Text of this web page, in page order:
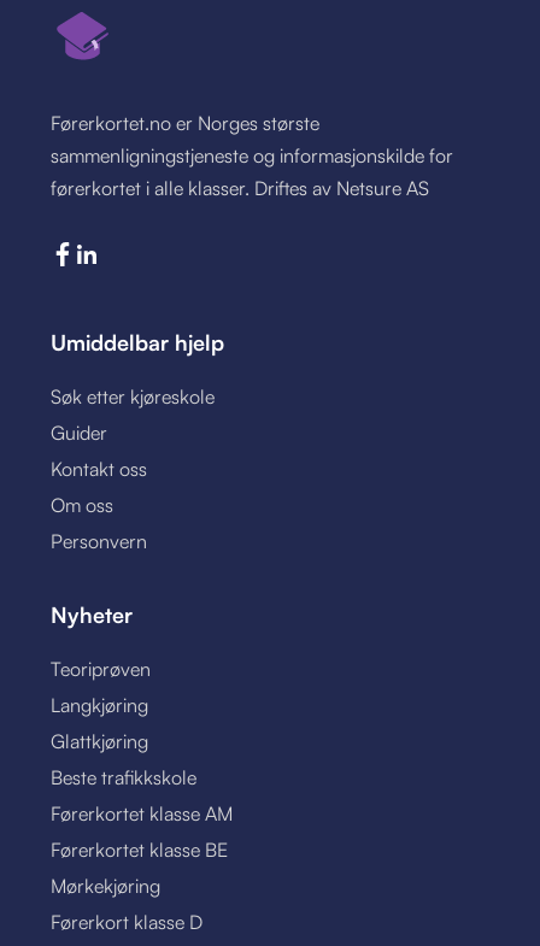
Førerkortet.no er Norges største
sammenligningstjeneste og informasjonskilde for
førerkortet i alle klasser. Driftes av Netsure AS
Umiddelbar hjelp
Søk etter kjøreskole
Guider
Kontakt oss
Om oss
Personvern
Nyheter
Teoriprøven
Langkjøring
Glattkjøring
Beste trafikkskole
Førerkortet klasse AM
Førerkortet klasse BE
Mørkekjøring
Førerkort klasse D